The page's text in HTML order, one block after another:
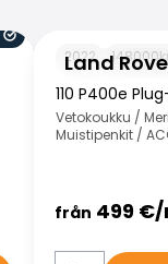
Land
2022 148000
110 P400e
Vetokoukku /
Muistipenkit /
från 499 €/